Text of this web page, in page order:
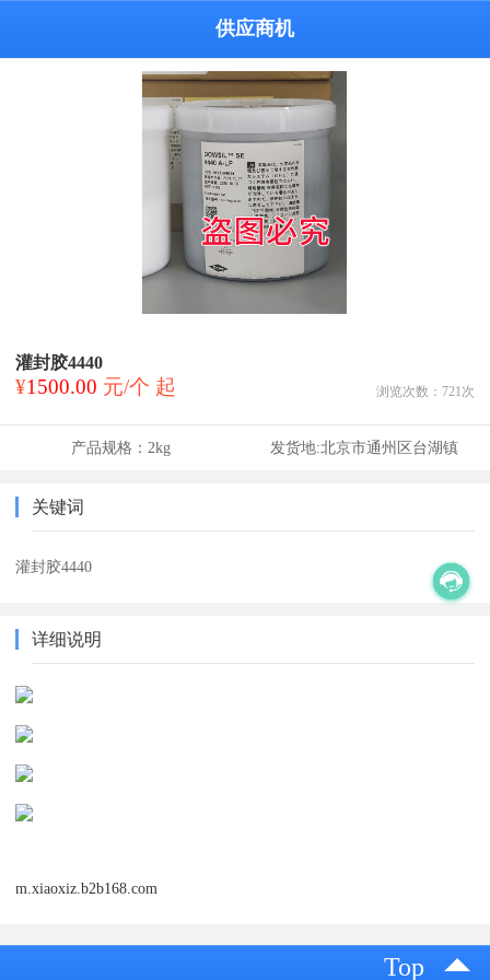
供应商机
灌封胶4440
¥1500.00 元/个 起 浏览次数： 721 次
产品规格：2kg 发货地:北京市通州区台湖镇
关键词
灌封胶4440
详细说明
m.xiaoxiz.b2b168.com
Top